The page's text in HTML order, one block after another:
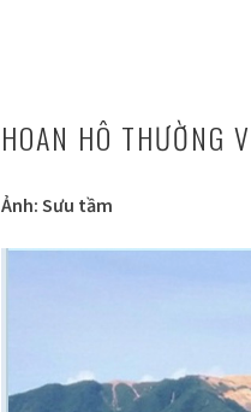
HOAN HÔ THƯỜNG
Ảnh: Sưu tầm